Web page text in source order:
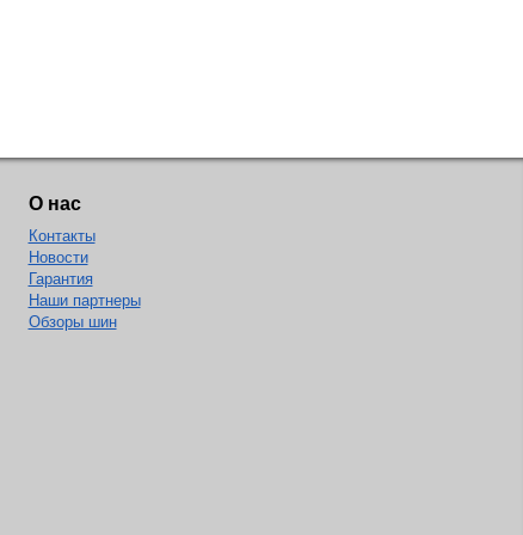
О нас
Контакты
Новости
Гарантия
Наши партнеры
Обзоры шин